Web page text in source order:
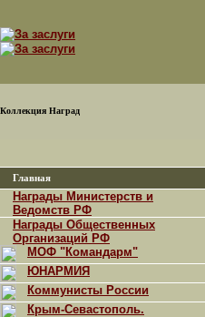
Коллекция Наград
Главная
Награды Министерств и
Ведомств РФ
Награды Общественных
Организаций РФ
МОФ "Командарм"
ЮНАРМИЯ
Коммунисты России
Крым-Севастополь.